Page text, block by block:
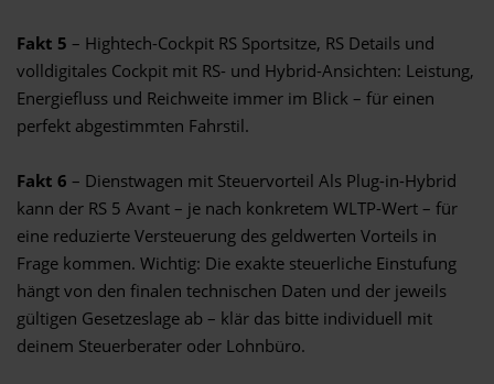
Fakt 5 – Hightech-Cockpit RS Sportsitze, RS Details und
volldigitales Cockpit mit RS- und Hybrid-Ansichten: Leistung,
Energiefluss und Reichweite immer im Blick – für einen
perfekt abgestimmten Fahrstil.
Fakt 6 – Dienstwagen mit Steuervorteil Als Plug-in-Hybrid
kann der RS 5 Avant – je nach konkretem WLTP-Wert – für
eine reduzierte Versteuerung des geldwerten Vorteils in
Frage kommen. Wichtig: Die exakte steuerliche Einstufung
hängt von den finalen technischen Daten und der jeweils
gültigen Gesetzeslage ab – klär das bitte individuell mit
deinem Steuerberater oder Lohnbüro.